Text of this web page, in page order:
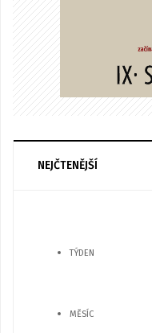
NEJČTENĚJŠÍ
TÝDEN
MĚSÍC